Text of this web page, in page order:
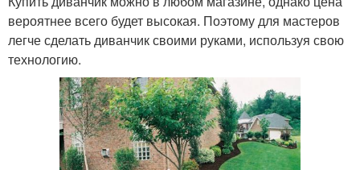
вероятнее всего будет высокая. Поэтому для мастеров
легче сделать диванчик своими руками, используя свою
технологию.